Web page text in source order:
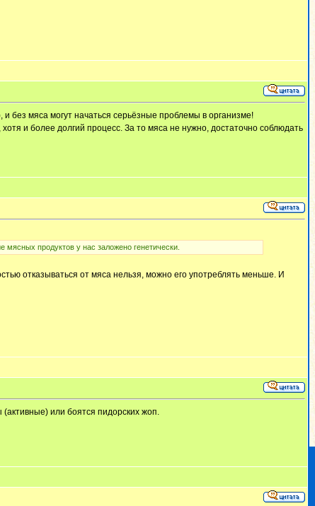
без мяса могут начаться серьёзные проблемы в организме!
и более долгий процесс. За то мяса не нужно, достаточно соблюдать
продуктов у нас заложено генетически.
отказываться от мяса нельзя, можно его употреблять меньше. И
или боятся пидорских жоп.